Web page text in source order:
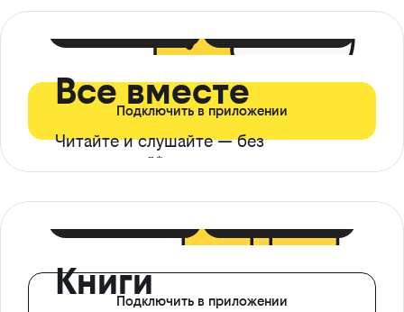
Все вместе
Читайте и слушайте — без
ограничений*
Подключить в приложении
КнигиПодключить в приложении